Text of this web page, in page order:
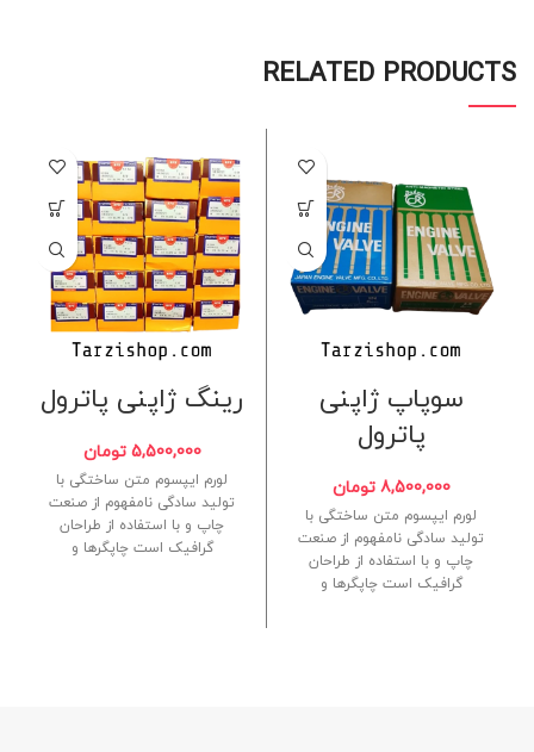
RELATED PRODUCTS
سوپاپ ژاپنی
پاترول
8,500,000 تومان
لورم ایپسوم متن ساختگی با
تولید سادگی نامفهوم از صنعت
چاپ و با استفاده از طراحان
گرافیک است چاپگرها و
رینگ ژاپنی پاترول
5,500,000 تومان
لورم ایپسوم متن ساختگی با
تولید سادگی نامفهوم از صنعت
چاپ و با استفاده از طراحان
گرافیک است چاپگرها و